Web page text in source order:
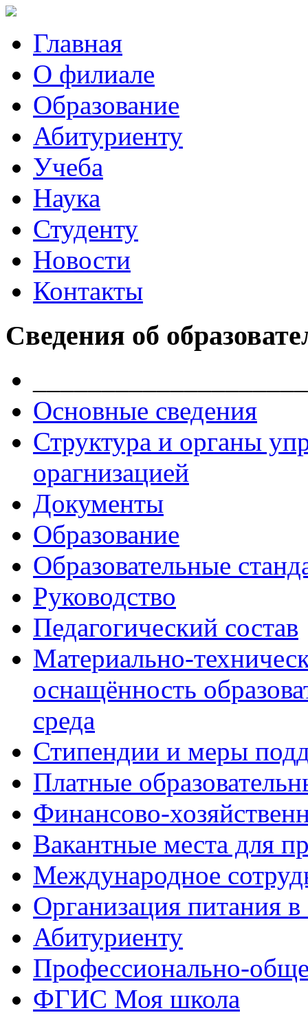
Главная
О филиале
Образование
Абитуриенту
Учеба
Наука
Студенту
Новости
Контакты
Сведения об
Основные сведения
Структура и органы
орагнизацией
Документы
Образование
Образовательные
Руководство
Педагогический состав
Материально-
оснащённость
среда
Стипендии и меры
Платные
Финансово-
Вакантные места для
Международное
Организация питания в
Абитуриенту
Профессионально-
ФГИС Моя школа